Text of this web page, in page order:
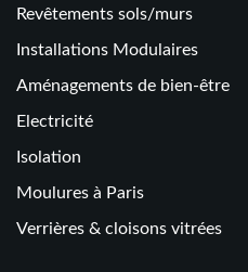
Revêtements sols/murs
Installations Modulaires
Aménagements de bien-être
Electricité
Isolation
Moulures à Paris
Verrières & cloisons vitrées